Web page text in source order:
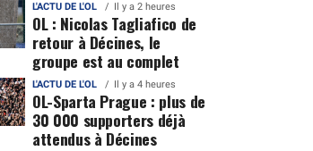
L'ACTU DE L'OL Il y a 2 heures
OL : Nicolas Tagliafico de
retour à Décines, le
groupe est au complet
L'ACTU DE L'OL Il y a 4 heures
OL-Sparta Prague : plus de
30 000 supporters déjà
attendus à Décines